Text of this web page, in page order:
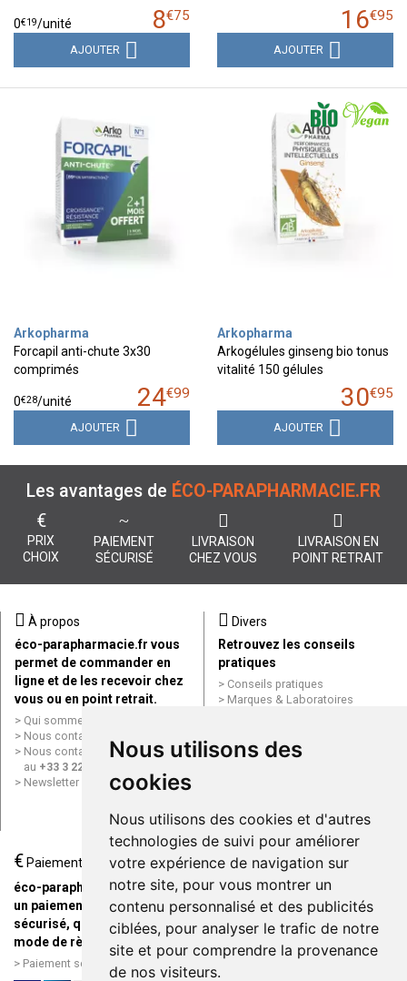
Nous utilisons des
cookies
Nous utilisons des cookies et d'autres
technologies de suivi pour améliorer
votre expérience de navigation sur
notre site, pour vous montrer un
contenu personnalisé et des publicités
ciblées, pour analyser le trafic de notre
site et pour comprendre la provenance
de nos visiteurs.
8€75
0€19/unité
AJOUTER
16€95
AJOUTER
Arkopharma
Forcapil anti-chute 3x30
comprimés
24€99
0€28/unité
AJOUTER
Arkopharma
Arkogélules ginseng bio tonus
vitalité 150 gélules
30€95
AJOUTER
Les avantages de ÉCO-PARAPHARMACIE.FR
€
PRIX
CHOIX
PAIEMENT
SÉCURISÉ
LIVRAISON
CHEZ VOUS
LIVRAISON EN
POINT RETRAIT
À propos
éco-parapharmacie.fr vous
permet de commander en
ligne et de les recevoir chez
vous ou en point retrait.
Qui sommes nous ?
Nous contacter par e-mail
Nous contacter par téléphone
au +33 3 22 71 64 10
Newsletter
Divers
Retrouvez les conseils
pratiques
Conseils pratiques
Marques & Laboratoires
Mentions légales
Données personnelles
ligne
€ Paiement
éco-parapharmacie.fr offre
un paiement entièrement
sécurisé, quel que soit le
mode de règlement
Paiement sécurisé et simple
Livraison / Point retrait
Commandez en ligne et
recevez votre commande
rapidement chez vous ou en
point retrait
Livraison chez vous ou en